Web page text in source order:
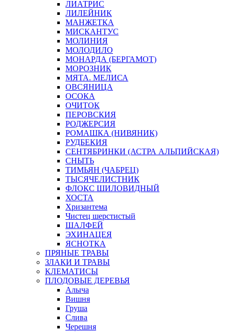
ЛИАТРИС
ЛИЛЕЙНИК
МАНЖЕТКА
МИСКАНТУС
МОЛИНИЯ
МОЛОДИЛО
МОНАРДА (БЕРГАМОТ)
МОРОЗНИК
МЯТА. МЕЛИСА
ОВСЯНИЦА
ОСОКА
ОЧИТОК
ПЕРОВСКИЯ
РОДЖЕРСИЯ
РОМАШКА (НИВЯНИК)
РУДБЕКИЯ
СЕНТЯБРИНКИ (АСТРА АЛЬПИЙСКАЯ)
СНЫТЬ
ТИМЬЯН (ЧАБРЕЦ)
ТЫСЯЧЕЛИСТНИК
ФЛОКС ШИЛОВИДНЫЙ
ХОСТА
Хризантема
Чистец шерстистый
ШАЛФЕЙ
ЭХИНАЦЕЯ
ЯСНОТКА
ПРЯНЫЕ ТРАВЫ
ЗЛАКИ И ТРАВЫ
КЛЕМАТИСЫ
ПЛОДОВЫЕ ДЕРЕВЬЯ
Алыча
Вишня
Груша
Слива
Черешня